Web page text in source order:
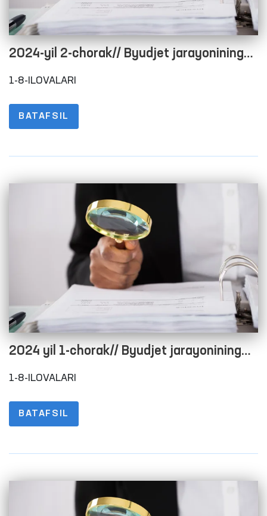
2024-yil 2-chorak// Byudjet jarayonining
ochiqligini taʼminlash maqsadida rasmiy
tartibi to‘g‘risidagi nizomning 1-8-
ILOVALARI
1-8-ILOVALARI
BATAFSIL
2024 yil 1-chorak// Byudjet jarayonining
ochiqligini ta’minlash maqsadida rasmiy
tartibi to‘g‘risidagi nizomning 1-8-
ILOVALARI
1-8-ILOVALARI
BATAFSIL